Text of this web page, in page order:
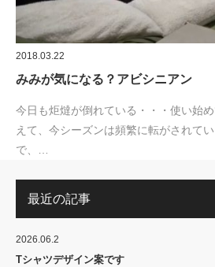
2018.03.22
みみが気になる？アビシニアン
今日も炬燵が倒れている・・・使い始
えて、今シーズンは頻繁に転がされて
で、…
最近の記事
2026.06.2
Tシャツデザイン案です